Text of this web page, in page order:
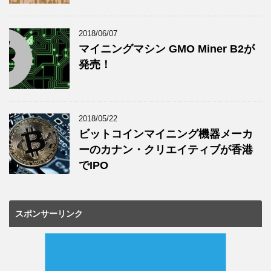
2018/06/07
マイニングマシン GMO Miner B2が
発売！
2018/05/22
ビットコインマイニング機器メーカ
ーのカナン・クリエイティブが香港
でIPO
スポンサーリンク